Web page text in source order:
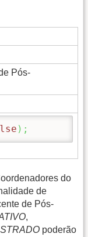
Pós-
) ;
do
de
de Pós-
,
poderão